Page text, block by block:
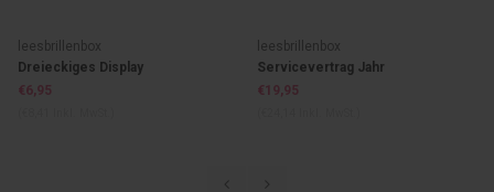
leesbrillenbox
Dreieckiges Display
€6,95
leesbrillenbox
Servicevertrag Jahr
€19,95